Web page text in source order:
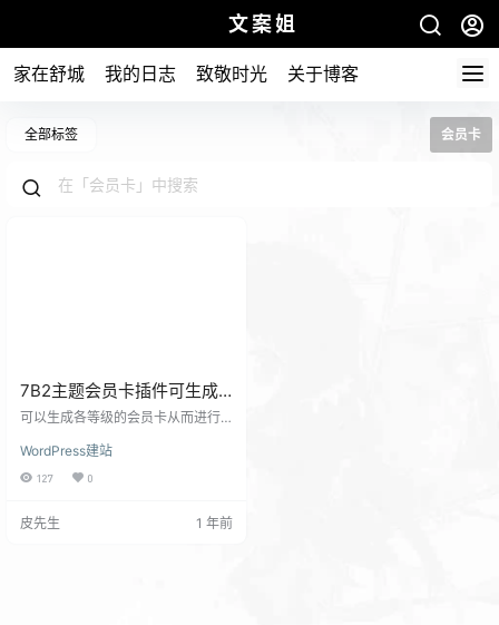
文案姐
家在舒城 我的日志 致敬时光 关于博客
全部标签 会员卡
7B2主题会员卡插件可生成
各等级的会员卡密进行贩卖
可以生成各等级的会员卡从而进行
来源于子比兔博客（ZIB2.cn） 用法
举例：可以使用插件生成几张短期
转化率 插件特点 可以省去卡密充值
WordPress建站
127 0
皮先生 1 年前